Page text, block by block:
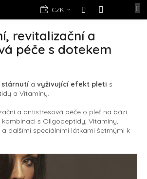
CZK
NÁKUPNÍ
revitalizační a
péče s dotekem
stárnutí a vyživující efekt pleti s
a Vitamíny.
a antistresová péče o pleť na bázi
s Oligopeptidy, Vitaminy,
dalšími speciálními látkami šetrnými k